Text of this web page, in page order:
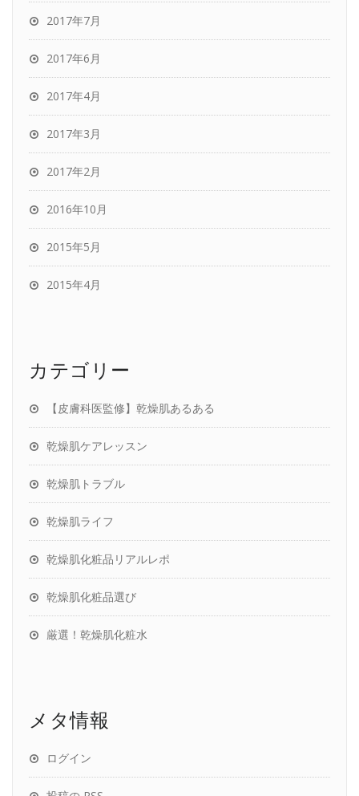
2017年7月
2017年6月
2017年4月
2017年3月
2017年2月
2016年10月
2015年5月
2015年4月
カテゴリー
【皮膚科医監修】乾燥肌あるある
乾燥肌ケアレッスン
乾燥肌トラブル
乾燥肌ライフ
乾燥肌化粧品リアルレポ
乾燥肌化粧品選び
厳選！乾燥肌化粧水
メタ情報
ログイン